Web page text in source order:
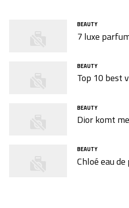
BEAUTY
7 luxe
BEAUTY
Top 10 best
BEAUTY
Dior komt
BEAUTY
Chloé eau